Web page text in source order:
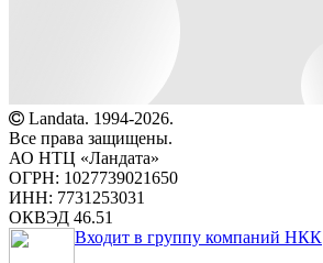
Landata. 1994-2026.
Все права защищены.
АО НТЦ «Ландата»
ОГРН: 1027739021650
ИНН: 7731253031
ОКВЭД 46.51
Входит в группу компаний НКК